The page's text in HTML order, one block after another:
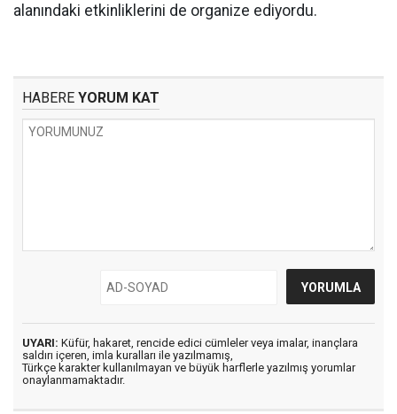
alanındaki etkinliklerini de organize ediyordu.
HABERE YORUM KAT
UYARI: Küfür, hakaret, rencide edici cümleler veya imalar, inançlara
saldırı içeren, imla kuralları ile yazılmamış,
Türkçe karakter kullanılmayan ve büyük harflerle yazılmış yorumlar
onaylanmamaktadır.